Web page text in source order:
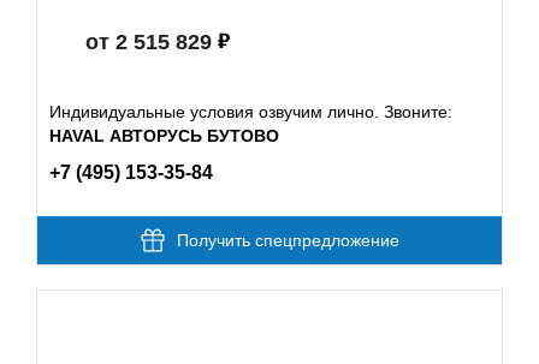
от 2 515 829
Индивидуальные условия озвучим лично. Звоните:
HAVAL АВТОРУСЬ БУТОВО
+7 (495) 153-35-84
Получить спецпредложение